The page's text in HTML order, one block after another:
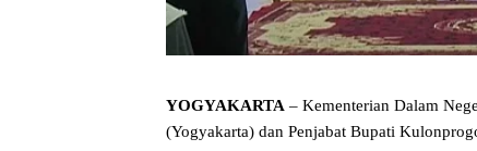
YOGYAKARTA – Kementerian Dalam
(Yogyakarta) dan Penjabat Bupati